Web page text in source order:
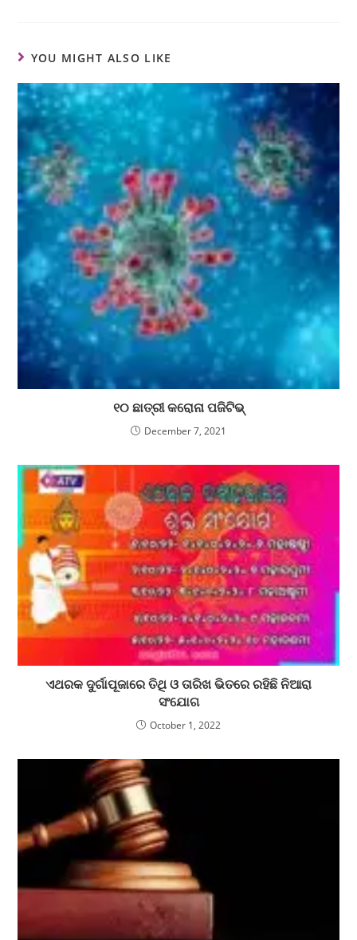
YOU MIGHT ALSO LIKE
୧୦ ଛାତ୍ରୀ କରୋନା ପଜିଟିଭ୍
December 7, 2021
ଏଥରକ ଦୁର୍ଗାପୂଜାରେ ତିଥି ଓ ତାରିଖ ଭିତରେ ରହିଛି ନିଆରା
ସଂଯୋଗ
October 1, 2022